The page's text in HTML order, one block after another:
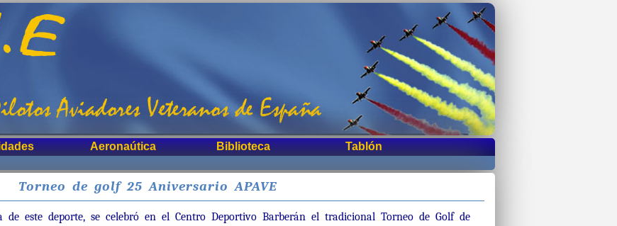
Aeronaútica Biblioteca Tablón
Torneo de golf 25 Aniversario APAVE
este deporte, se celebró en el Centro Deportivo Barberán el tradicional Torneo de Golf de